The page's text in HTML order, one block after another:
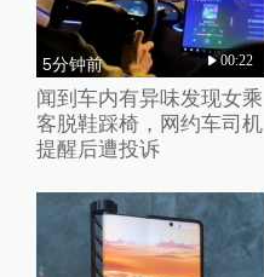
5分钟前 00:22
闻到车内有异味发现女乘
客脱鞋踩椅，网约车司机
提醒后遭投诉